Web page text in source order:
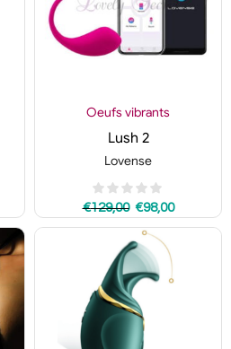
Oeufs vibrants
Lush 2
Lovense
€129,00 €98,00